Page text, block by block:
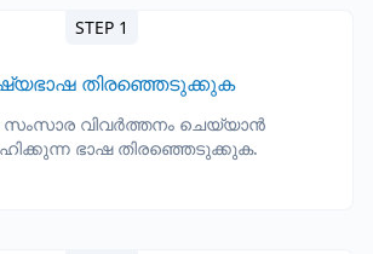
STEP 1
തിരഞ്ഞെടുക്കുക
സംസാര വിവർത്തനം ചെയ്യാൻ
ഭാഷ തിരഞ്ഞെടുക്കുക.